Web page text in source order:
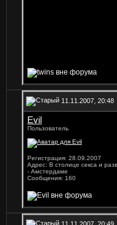
11.11.2007, 20:48
Evil
Пользователь
Регистрация: 28.09.2007
Адрес: В столице секса и
- Амстердаме
Сообщения: 160